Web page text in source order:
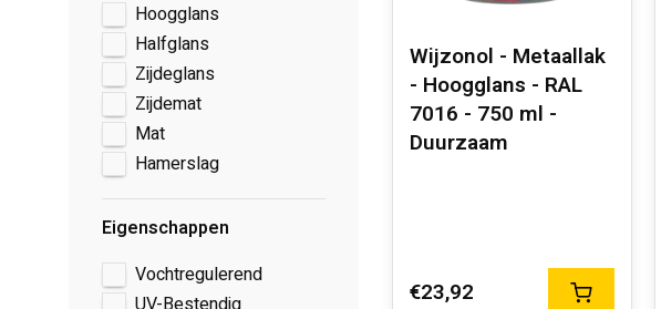
Hoogglans
Halfglans
Zijdeglans
Zijdemat
Mat
Hamerslag
Eigenschappen
Vochtregulerend
Wijzonol - Metaallak
- Hoogglans - RAL
7016 - 750 ml -
Duurzaam
€23,92